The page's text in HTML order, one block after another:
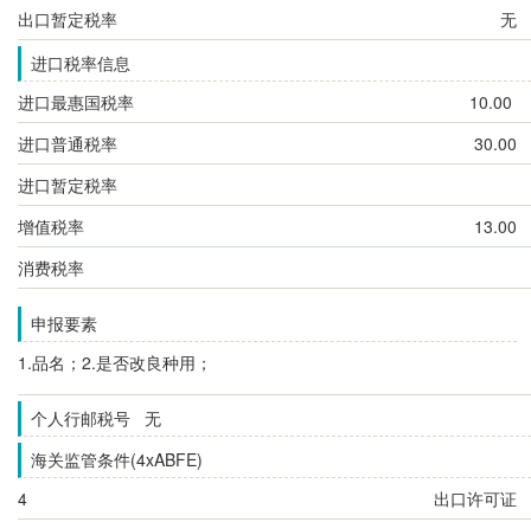
出口暂定税率
无
进口税率信息
进口最惠国税率
10.00
进口普通税率
30.00
进口暂定税率
增值税率
13.00
消费税率
申报要素
1.品名；2.是否改良种用；
个人行邮税号 无
海关监管条件(4xABFE)
4
出口许可证